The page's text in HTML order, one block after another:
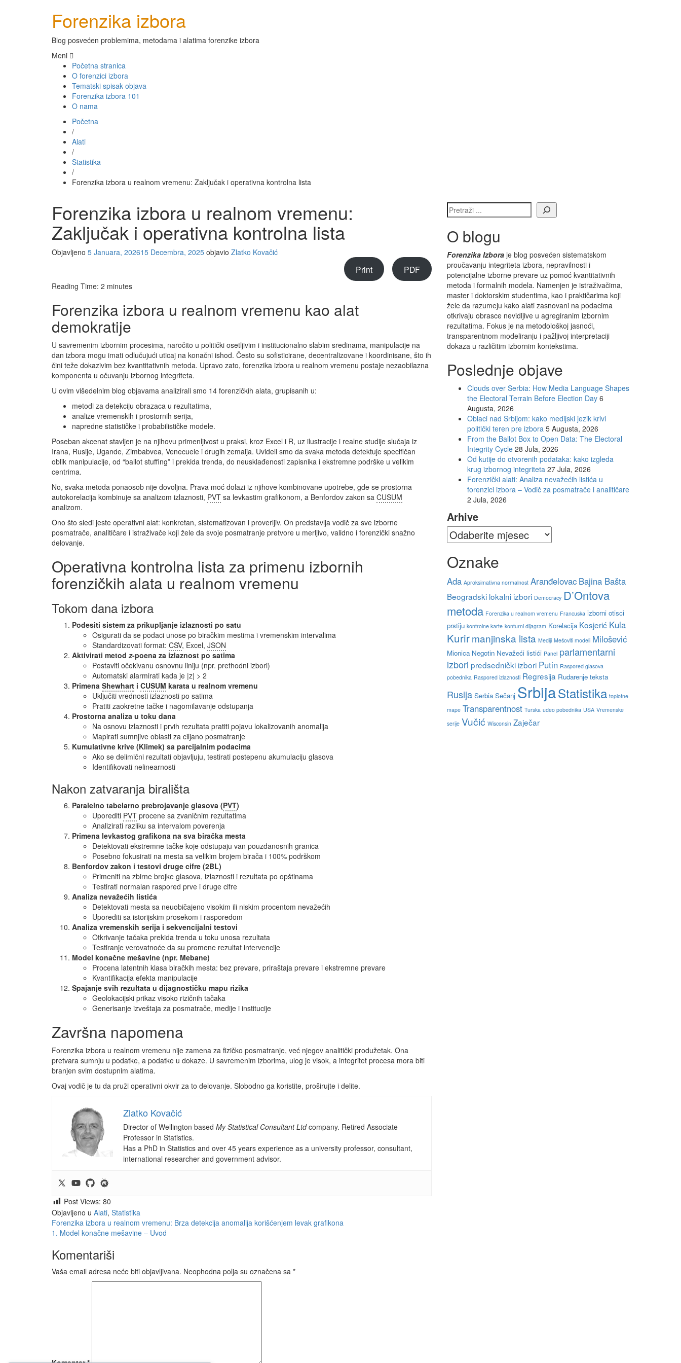
Forenzika izbora
Blog posvećen problemima, metodama i alatima forenzike izbora
Meni
Početna stranica
O forenzici izbora
Tematski spisak objava
Forenzika izbora 101
O nama
Početna
/
Alati
/
Statistika
/
Forenzika izbora u realnom vremenu: Zaključak i operativna kontrolna lista
Forenzika izbora u realnom vremenu:
Zaključak i operativna kontrolna lista
Objavljeno 5 Januara, 202615 Decembra, 2025 objavio Zlatko Kovačić
Print PDF
Reading Time: 2 minutes
Forenzika izbora u realnom vremenu kao alat
demokratije
U savremenim izbornim procesima, naročito u politički osetljivim i institucionalno slabim sredinama, manipulacije na
dan izbora mogu imati odlučujući uticaj na konačni ishod. Često su sofisticirane, decentralizovane i koordinisane, što ih
čini teže dokazivim bez kvantitativnih metoda. Upravo zato, forenzika izbora u realnom vremenu postaje nezaobilazna
komponenta u očuvanju izbornog integriteta.
U ovim višedelnim blog objavama analizirali smo 14 forenzičkih alata, grupisanih u:
metodi za detekciju obrazaca u rezultatima,
analize vremenskih i prostornih serija,
napredne statističke i probabilističke modele.
Poseban akcenat stavljen je na njihovu primenljivost u praksi, kroz Excel i R, uz ilustracije i realne studije slučaja iz
Irana, Rusije, Ugande, Zimbabvea, Venecuele i drugih zemalja. Uvideli smo da svaka metoda detektuje specifičan
oblik manipulacije, od “ballot stuffing” i prekida trenda, do neusklađenosti zapisnika i ekstremne podrške u velikim
centrima.
No, svaka metoda ponaosob nije dovoljna. Prava moć dolazi iz njihove kombinovane upotrebe, gde se prostorna
autokorelacija kombinuje sa analizom izlaznosti, PVT sa levkastim grafikonom, a Benfordov zakon sa CUSUM
analizom.
Ono što sledi jeste operativni alat: konkretan, sistematizovan i proverljiv. On predstavlja vodič za sve izborne
posmatrače, analitičare i istraživače koji žele da svoje posmatranje pretvore u merljivo, validno i forenzički snažno
delovanje.
Operativna kontrolna lista za primenu izbornih
forenzičkih alata u realnom vremenu
Tokom dana izbora
Podesiti sistem za prikupljanje izlaznosti po satu
Osigurati da se podaci unose po biračkim mestima i vremenskim intervalima
Standardizovati format: CSV, Excel, JSON
Aktivirati metodz-poena za izlaznost po satima
Postaviti očekivanu osnovnu liniju (npr. prethodni izbori)
Automatski alarmirati kada je |z| > 2
Primena Shewhart i CUSUM karata u realnom vremenu
Uključiti vrednosti izlaznosti po satima
Pratiti zaokretne tačke i nagomilavanje odstupanja
Prostorna analiza u toku dana
Na osnovu izlaznosti i prvih rezultata pratiti pojavu lokalizovanih anomalija
Mapirati sumnjive oblasti za ciljano posmatranje
Kumulativne krive (Klimek) sa parcijalnim podacima
Ako se delimični rezultati objavljuju, testirati postepenu akumulaciju glasova
Identifikovati nelinearnosti
Nakon zatvaranja birališta
Paralelno tabelarno prebrojavanje glasova (PVT)
Uporediti PVT procene sa zvaničnim rezultatima
Analizirati razliku sa intervalom poverenja
Primena levkastog grafikona na sva biračka mesta
Detektovati ekstremne tačke koje odstupaju van pouzdanosnih granica
Posebno fokusirati na mesta sa velikim brojem birača i 100% podrškom
Benfordov zakon i testovi druge cifre (2BL)
Primeniti na zbirne brojke glasova, izlaznosti i rezultata po opštinama
Testirati normalan raspored prve i druge cifre
Analiza nevažećih listića
Detektovati mesta sa neuobičajeno visokim ili niskim procentom nevažećih
Uporediti sa istorijskim prosekom i rasporedom
Analiza vremenskih serija i sekvencijalni testovi
Otkrivanje tačaka prekida trenda u toku unosa rezultata
Testiranje verovatnoće da su promene rezultat intervencije
Model konačne mešavine (npr. Mebane)
Procena latentnih klasa biračkih mesta: bez prevare, priraštaja prevare i ekstremne prevare
Kvantifikacija efekta manipulacije
Spajanje svih rezultata u dijagnostičku mapu rizika
Geolokacijski prikaz visoko rizičnih tačaka
Generisanje izveštaja za posmatrače, medije i institucije
Završna napomena
Forenzika izbora u realnom vremenu nije zamena za fizičko posmatranje, već njegov analitički produžetak. Ona
pretvara sumnju u podatke, a podatke u dokaze. U savremenim izborima, ulog je visok, a integritet procesa mora biti
branjen svim dostupnim alatima.
Ovaj vodič je tu da pruži operativni okvir za to delovanje. Slobodno ga koristite, proširujte i delite.
Zlatko Kovačić
Director of Wellington based My Statistical Consultant Ltdcompany. Retired Associate
Professor in Statistics.
Has a PhD in Statistics and over 45 years experience as a university professor, consultant,
international researcher and government advisor.
Post Views: 80
Objavljeno u Alati, Statistika
Navigacija
članaka
Forenzika izbora u realnom vremenu: Brza detekcija anomalija korišćenjem levak grafikona
1. Model konačne mešavine – Uvod
Komentariši
Vaša email adresa neće biti objavljivana. Neophodna polja su označena sa *
O blogu
Forenzika Izbora je blog posvećen sistematskom
proučavanju integriteta izbora, nepravilnosti i
potencijalne izborne prevare uz pomoć kvantitativnih
metoda i formalnih modela. Namenjen je istraživačima,
master i doktorskim studentima, kao i praktičarima koji
žele da razumeju kako alati zasnovani na podacima
otkrivaju obrasce nevidljive u agregiranim izbornim
rezultatima. Fokus je na metodološkoj jasnoći,
transparentnom modeliranju i pažljivoj interpretaciji
dokaza u različitim izbornim kontekstima.
Poslednje objave
Clouds over Serbia: How Media Language Shapes
the Electoral Terrain Before Election Day 6
Augusta, 2026
Oblaci nad Srbijom: kako medijski jezik krivi
politički teren pre izbora 5 Augusta, 2026
From the Ballot Box to Open Data: The Electoral
Integrity Cycle 28 Jula, 2026
Od kutije do otvorenih podataka: kako izgleda
krug izbornog integriteta 27 Jula, 2026
Forenzički alati: Analiza nevažećih listića u
forenzici izbora – Vodič za posmatrače i analitičare
2 Jula, 2026
Arhive
Oznake
Ada Aproksimativna normalnost Aranđelovac Bajina Bašta
Beogradski lokalni izbori Democracy D’Ontova
metoda Forenzika u realnom vremenu Francuska izborni otisci
prstiju kontrolne karte konturni dijagram Korelacija Kosjerić Kula
Kurirmanjinska lista Mediji Mešoviti modeli Milošević
Mionica Negotin Nevažeći listići Panel parlamentarni
izbori predsednički izbori Putin Raspored glasova
pobednika Raspored izlaznosti Regresija Rudarenje teksta
Rusija Serbia Sečanj SrbijaStatistika toplotne
mape Transparentnost Turska udeo pobednika USA Vremenske
serije Vučić Wisconsin Zaječar